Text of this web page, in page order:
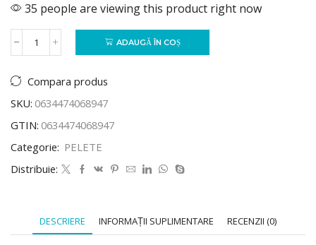
35 people are viewing this product right now
ADAUGĂ ÎN COȘ
Compara produs
SKU: 0634474068947
GTIN: 0634474068947
Categorie: PELETE
Distribuie:
DESCRIERE INFORMAȚII SUPLIMENTARE RECENZII (0)